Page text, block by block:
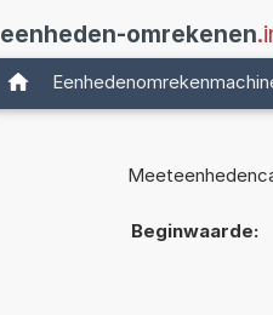
eenheden-omrekenen
Beginwaarde: